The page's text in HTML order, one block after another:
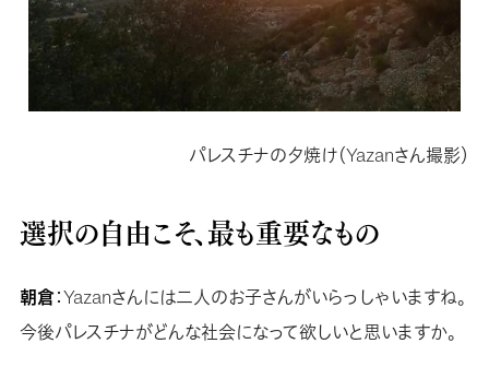
パレスチナの夕焼け（Yazanさん撮影）
選択の自由こそ、最も重要なもの
朝倉：Yazanさんには二人のお子さんがいらっしゃいますね。
今後パレスチナがどんな社会になって欲しいと思いますか。